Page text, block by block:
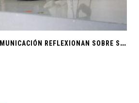
P
IONEROS DE LA COMUNICACIÓN REFLEXIONAN SOBRE SOBERANÍA CULTURAL Y JUSTICIA EN ALAIC 2026